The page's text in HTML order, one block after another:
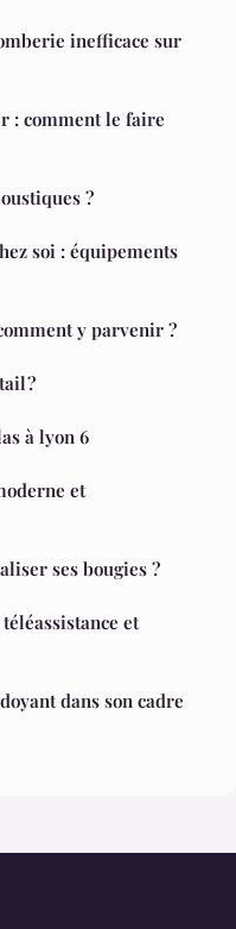
inefficace sur
: comment le faire
?
soi : équipements
y parvenir ?
?
à lyon 6
et
ses bougies ?
et
dans son cadre